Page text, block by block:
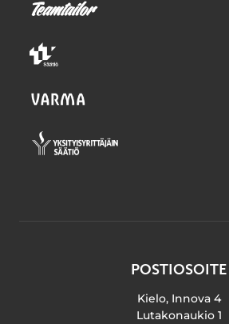
POSTIOSOITE
Kielo, Innova 4
Lutakonaukio 1